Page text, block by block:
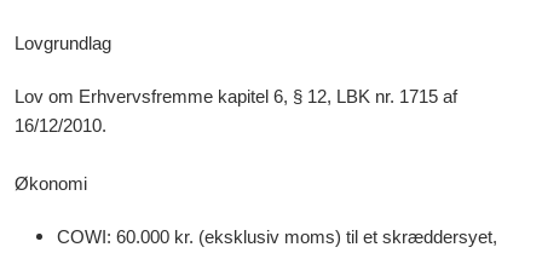
Lovgrundlag
Lov om Erhvervsfremme kapitel 6, § 12, LBK nr. 1715 af
16/12/2010.
Økonomi
COWI: 60.000 kr. (eksklusiv moms) til et skræddersyet,